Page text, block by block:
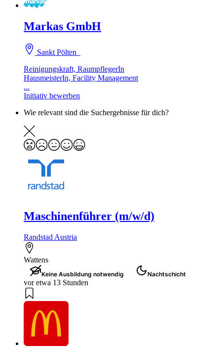
Markas GmbH
Sankt Pölten
Reinigungskraft, RaumpflegerIn
HausmeisterIn, Facility Management
...
Initiativ bewerben
Wie relevant sind die Suchergebnisse für dich?
Maschinenführer (m/w/d)
Randstad Austria
Wattens
Keine Ausbildung notwendig Nachtschicht
vor etwa 13 Stunden